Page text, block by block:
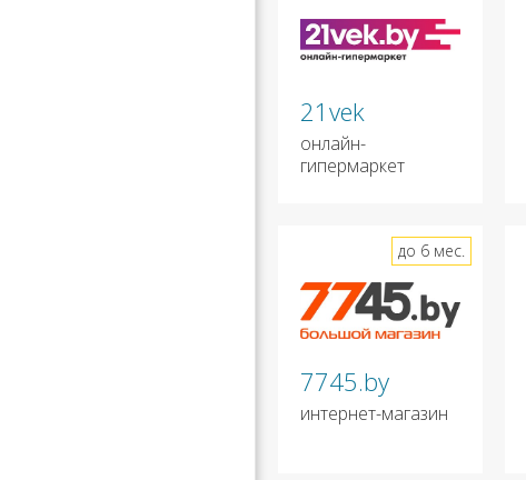
21vek
онлайн-
гипермаркет
7745.by
интернет-магазин
до 6 мес.